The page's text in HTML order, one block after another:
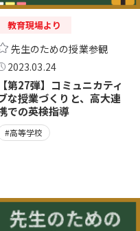
教育現場より
先生のための授業参観
2023.03.24
【第27弾】コミュニカティ
な授業づくりと、高大連
での英検指導
#高等学校